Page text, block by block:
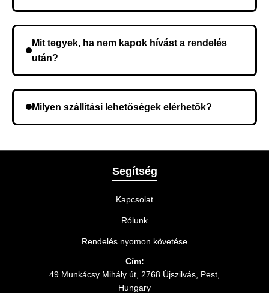
Mit tegyek, ha nem kapok hívást a rendelés
után?
meg a rendelést.
Milyen szállítási lehetőségek elérhetők?
legmegfelelőbb szállítási módot.
Segítség
Kapcsolat
Rólunk
Rendelés nyomon követése
Cím:
49 Munkácsy Mihály út, 2768 Újszilvás, Pest,
Hungary